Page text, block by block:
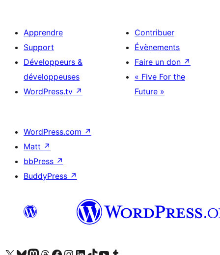
Apprendre
Support
Développeurs &
développeuses
WordPress.tv ↗
Contribuer
Évènements
Faire un don ↗
« Five For the
Future »
WordPress.com ↗
Matt ↗
bbPress ↗
BuddyPress ↗